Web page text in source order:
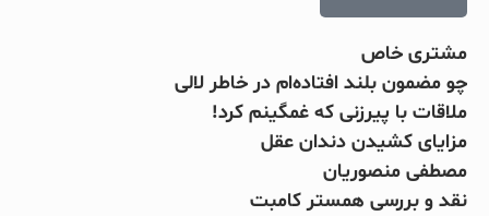
مشتری خاص
چو مضمون بلند افتاده‌ام در خاطر لالی
ملاقات با پیرزنی که غمگینم کرد!
مزایای کشیدن دندان عقل
مصطفی منصوریان
نقد و بررسی همستر کامبت